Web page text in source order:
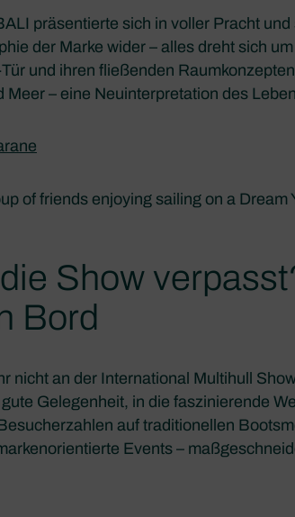
präsentierte sich in voller Pracht
der Marke wider – alles dreht sich
und ihren fließenden
Meer – eine Neuinterpretation des
Show
Bord
nicht an der International Multihull
Gelegenheit, in die faszinierende
auf traditionellen
Events –